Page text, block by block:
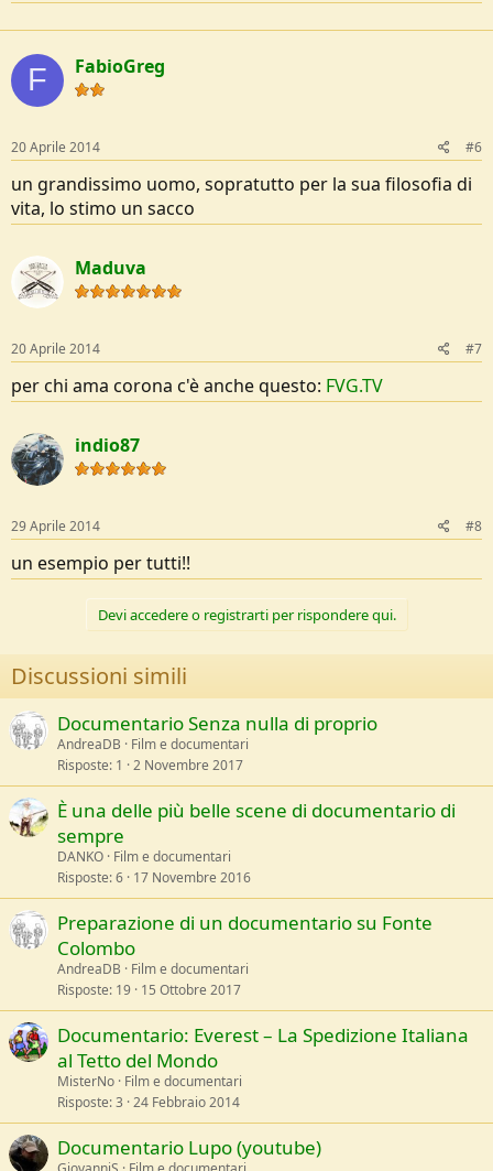
F FabioGreg
20 Aprile 2014 #6
un grandissimo uomo, sopratutto per la sua filosofia di
vita, lo stimo un sacco
Maduva
20 Aprile 2014 #7
per chi ama corona c'è anche questo: FVG.TV
indio87
29 Aprile 2014 #8
un esempio per tutti!!
Devi accedere o registrarti per rispondere qui.
Discussioni simili
Documentario Senza nulla di proprio
AndreaDB
Film e documentari
Risposte 1 2 Novembre 2017
È una delle più belle scene di documentario di
sempre
DANKO Film e documentari
Risposte 6 17 Novembre 2016
Preparazione di un documentario su Fonte
Colombo
AndreaDB
Film e documentari
Risposte 19 15 Ottobre 2017
Documentario: Everest – La Spedizione Italiana
al Tetto del Mondo
MisterNo Film e documentari
Risposte 3 24 Febbraio 2014
Documentario Lupo (youtube)